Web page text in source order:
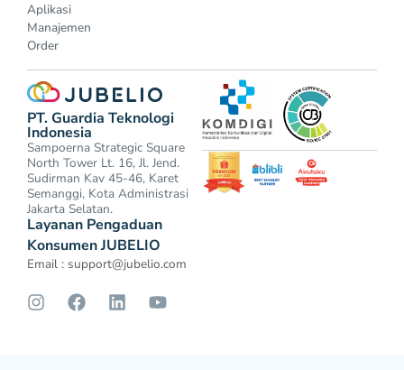
Aplikasi
Manajemen
Order
PT. Guardia Teknologi
Indonesia
Sampoerna Strategic Square
North Tower Lt. 16, Jl. Jend.
Sudirman Kav 45-46, Karet
Semanggi, Kota Administrasi
Jakarta Selatan.
Layanan Pengaduan
Konsumen JUBELIO
Email : support@jubelio.com